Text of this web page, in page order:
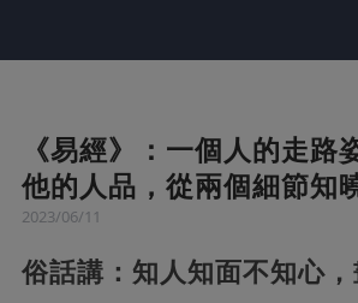
《易經》：一個人的走路
他的人品，從兩個細節知
2023/06/11
俗話講：知人知面不知心